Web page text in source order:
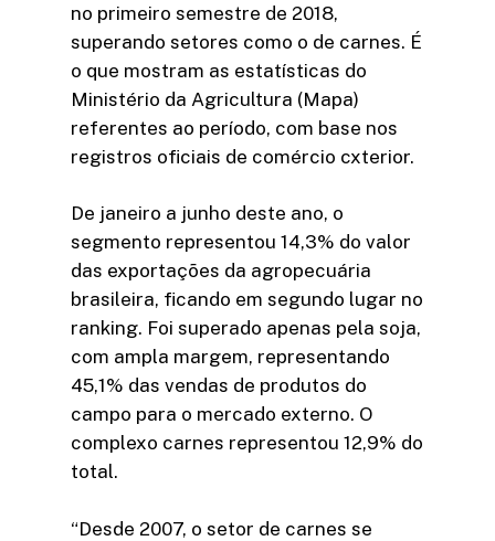
no primeiro semestre de 2018,
superando setores como o de carnes. É
o que mostram as estatísticas do
Ministério da Agricultura (Mapa)
referentes ao período, com base nos
registros oficiais de comércio cxterior.
De janeiro a junho deste ano, o
segmento representou 14,3% do valor
das exportações da agropecuária
brasileira, ficando em segundo lugar no
ranking. Foi superado apenas pela soja,
com ampla margem, representando
45,1% das vendas de produtos do
campo para o mercado externo. O
complexo carnes representou 12,9% do
total.
“Desde 2007, o setor de carnes se